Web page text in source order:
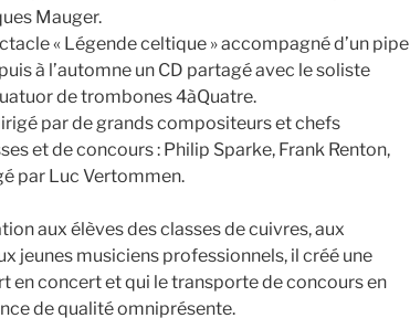
Mauger.
« Légende celtique » accompagné d’un pipe
à l’automne un CD partagé avec le soliste
de trombones 4àQuatre.
par de grands compositeurs et chefs
et de concours : Philip Sparke, Frank Renton,
par Luc Vertommen.
aux élèves des classes de cuivres, aux
jeunes musiciens professionnels, il créé une
en concert et qui le transporte de concours en
de qualité omniprésente.